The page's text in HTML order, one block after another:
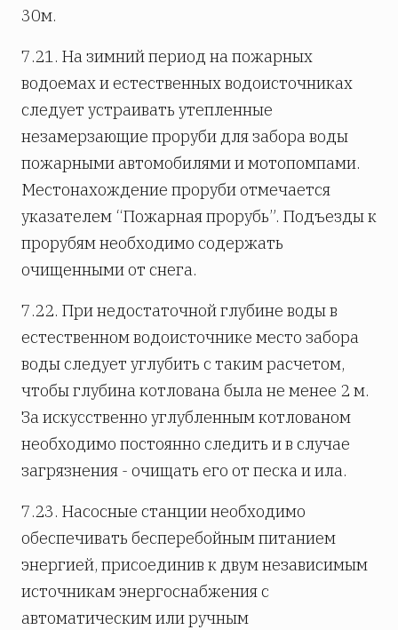
30м.
7.21. На зимний период на пожарных
водоемах и естественных водоисточниках
следует устраивать утепленные
незамерзающие проруби для забора воды
пожарными автомобилями и мотопомпами.
Местонахождение проруби отмечается
указателем “Пожарная прорубь”. Подъезды к
прорубям необходимо содержать
очищенными от снега.
7.22. При недостаточной глубине воды в
естественном водоисточнике место забора
воды следует углубить с таким расчетом,
чтобы глубина котлована была не менее 2 м.
За искусственно углубленным котлованом
необходимо постоянно следить и в случае
загрязнения - очищать его от песка и ила.
7.23. Насосные станции необходимо
обеспечивать бесперебойным питанием
энергией, присоединив к двум независимым
источникам энергоснабжения с
автоматическим или ручным